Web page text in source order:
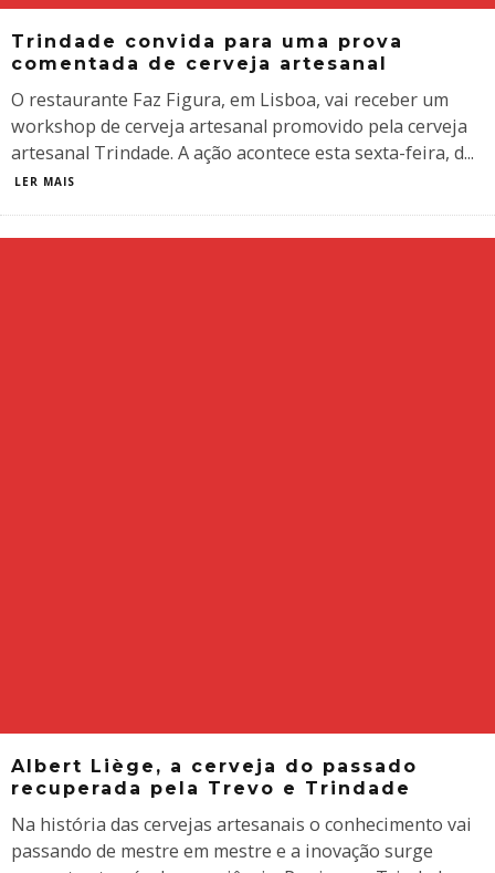
Trindade convida para uma prova
comentada de cerveja artesanal
O restaurante Faz Figura, em Lisboa, vai receber um
workshop de cerveja artesanal promovido pela cerveja
artesanal Trindade. A ação acontece esta sexta-feira, d...
LER MAIS
Albert Liège, a cerveja do passado
recuperada pela Trevo e Trindade
Na história das cervejas artesanais o conhecimento vai
passando de mestre em mestre e a inovação surge